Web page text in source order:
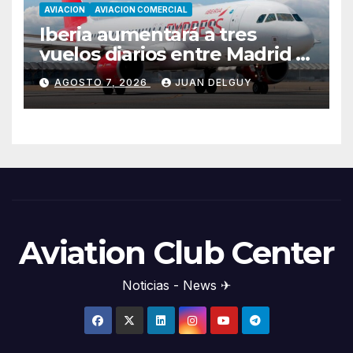
AVIACION AVIACION COMERCIAL
Iberia aumentará a tres
vuelos diarios entre Madrid y
Menorca durante el invierno
AGOSTO 7, 2026 JUAN DELGUY
Aviation Club Center
Noticias - News ✈